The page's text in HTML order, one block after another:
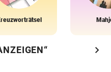
chevron_right